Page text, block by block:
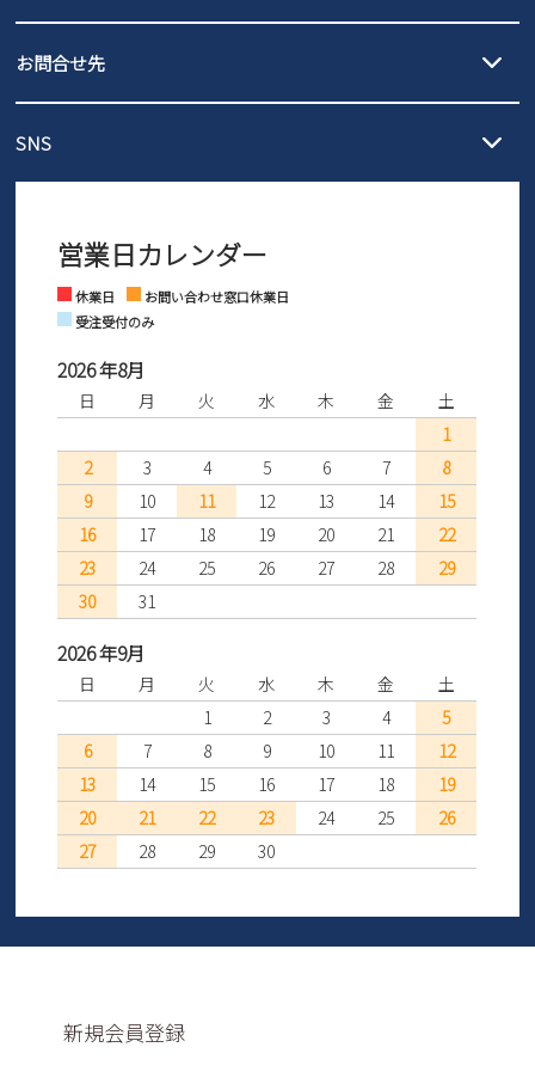
3,980円（税込）以上お買い上げで送料無料
発送日・送料詳細については
ご利用ください。
発送日・送料詳細についてはご利用ガイドを
ご利用ください。
の片道無料サービスを実施中！
ントとしても安心してご利用いただけるよう、サイズ交換の受付期
さい。
お問合せ先
営業時間：11時～17時
※土日祝はお問い合わせ窓口休業日となります。
SNS
Facebook Instagram
営業日カレンダー
休業日
お問い合わせ窓口休業日
受注受付のみ
2026 年8月
日 月 火 水 木 金
土
1
2
3 4 5 6 7
8
9
10 11 12 13 14
15
16
17 18 19 20 21
22
23
24 25 26 27 28
29
30
31
2026 年9月
日 月 火 水 木 金
土
1
2 3 4
5
6
7 8 9 10 11
12
13
14 15 16 17 18
19
20
21 22 23 24 25
26
27
28 29 30
新規会員登録